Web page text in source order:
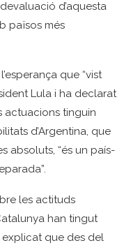
d’aquesta
països més
que “vist
Lula i ha declarat
actuacions tinguin
d’Argentina, que
absoluts, “és un país-
les actituds
han tingut
explicat que des del